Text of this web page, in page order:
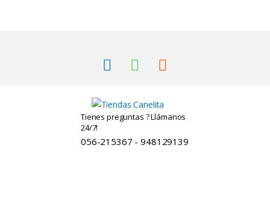
Tienes preguntas ? Llámanos
24/7!
056-215367 - 948129139